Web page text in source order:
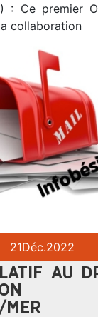
: Ce premier
collaboration
21Déc.2022
AU
MER